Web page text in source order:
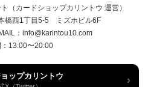
（カードショップカリントウ 運営）
橋西1丁目5-5 ミズホビル6F
：info@karintou10.com
13:00〜20:00
ップカリントウ ›